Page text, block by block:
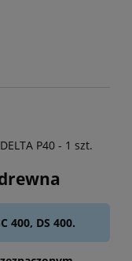
P40 - 1 szt.
400, DS 400.